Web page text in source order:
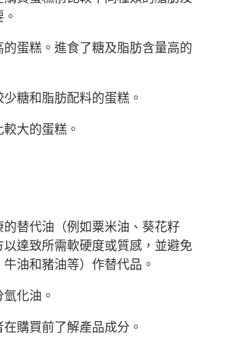
蛋糕。進食了糖及脂肪含量高的
糖和脂肪配料的蛋糕。
大的蛋糕。
替代油（例如粟米油、葵花籽
達致所需軟硬度或質感，並避免
油和豬油等）作替代品。
化油。
購買前了解產品成分。